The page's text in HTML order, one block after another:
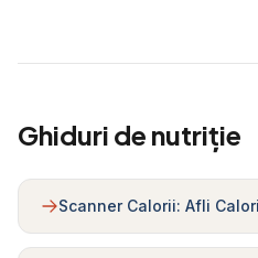
Ghiduri de nutriție
Scanner Calorii: Afli